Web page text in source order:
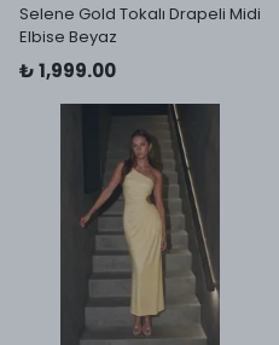
Selene Gold Tokalı Drapeli Midi
Elbise Beyaz
₺ 1,999.00